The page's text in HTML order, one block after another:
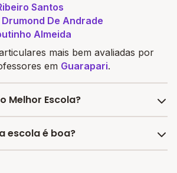
Santos
De Andrade
Almeida
mais bem avaliadas por
em Guarapari.
Melhor Escola?
é o maior buscador de escolas
escola é boa?